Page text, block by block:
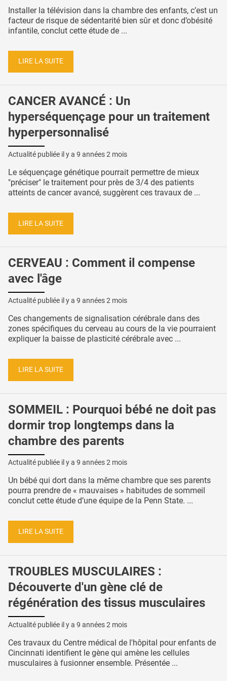
Installer la télévision dans la chambre des enfants, c’est un
facteur de risque de sédentarité bien sûr et donc d’obésité
infantile, conclut cette étude de ...
LIRE LA SUITE
CANCER AVANCÉ : Un
hyperséquençage pour un traitement
hyperpersonnalisé
Actualité publiée il y a 9 années 2 mois
Le séquençage génétique pourrait permettre de mieux
"préciser" le traitement pour près de 3/4 des patients
atteints de cancer avancé, suggèrent ces travaux de ...
LIRE LA SUITE
CERVEAU : Comment il compense
avec l'âge
Actualité publiée il y a 9 années 2 mois
Ces changements de signalisation cérébrale dans des
zones spécifiques du cerveau au cours de la vie pourraient
expliquer la baisse de plasticité cérébrale avec ...
LIRE LA SUITE
SOMMEIL : Pourquoi bébé ne doit pas
dormir trop longtemps dans la
chambre des parents
Actualité publiée il y a 9 années 2 mois
Un bébé qui dort dans la même chambre que ses parents
pourra prendre de « mauvaises » habitudes de sommeil
conclut cette étude d’une équipe de la Penn State. ...
LIRE LA SUITE
TROUBLES MUSCULAIRES :
Découverte d'un gène clé de
régénération des tissus musculaires
Actualité publiée il y a 9 années 2 mois
Ces travaux du Centre médical de l'hôpital pour enfants de
Cincinnati identifient le gène qui amène les cellules
musculaires à fusionner ensemble. Présentée ...